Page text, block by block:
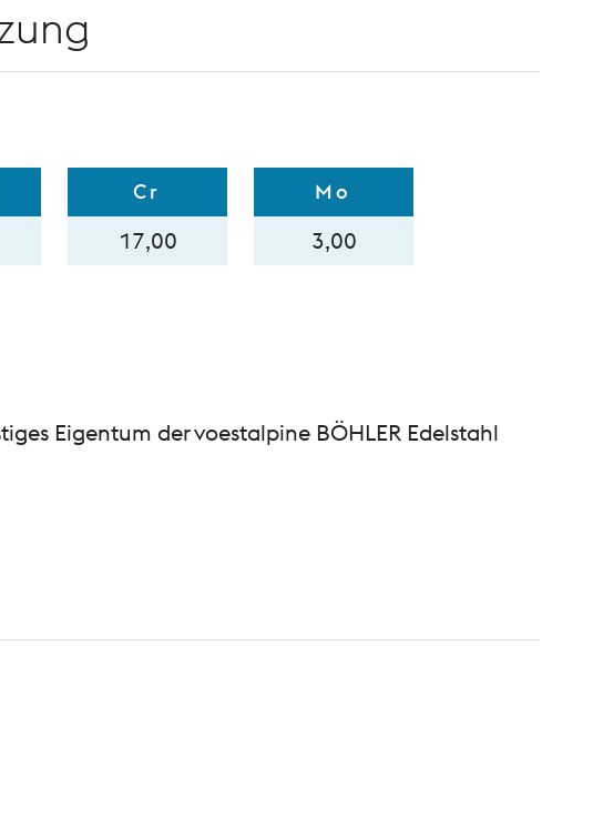
Cr
17,00
Mo
3,00
Eigentum der voestalpine BÖHLER Edelstahl